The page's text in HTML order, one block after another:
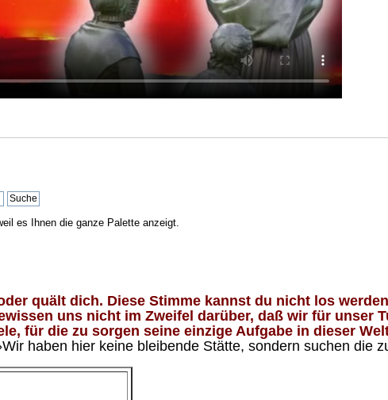
es Ihnen die ganze Palette anzeigt.
quält dich. Diese Stimme kannst du nicht los
uns nicht im Zweifel darüber, daß wir für unser
für die zu sorgen seine einzige Aufgabe in dieser
haben hier keine bleibende Stätte, sondern suchen die